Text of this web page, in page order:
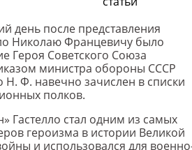
день после представления
Николаю Францевичу было
Героя Советского Союза
министра обороны СССР
Н. Ф. навечно зачислен в списки
полков.
Гастелло стал одним из самых
героизма в истории Великой
и использовался для